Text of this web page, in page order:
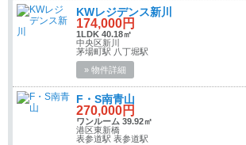
KWレジデンス新川
174,000円
1LDK 40.18㎡
中央区新川
茅場町駅 八丁堀駅
» 物件詳細
F・S南青山
270,000円
ワンルーム 39.92㎡
港区東新橋
表参道駅 表参道駅